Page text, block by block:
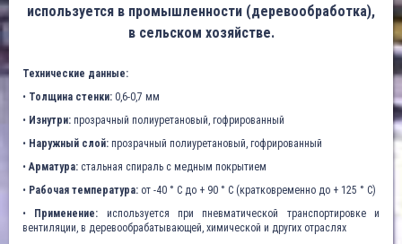
используется в промышленности (деревообработка),
в сельском хозяйстве.
Технические данные:
• Толщина стенки: 0,6-0,7 мм
• Изнутри: прозрачный полиуретановый, гофрированный
• Наружный слой: прозрачный полиуретановый, гофрированный
•Арматура: стальная спираль с медным покрытием
• Рабочая температура: от -40 ° C до + 90 ° C (кратковременно до + 125 ° C)
•
Применение: используется при пневматической транспортировке и
вентиляции, в деревообрабатывающей, химической и других отраслях